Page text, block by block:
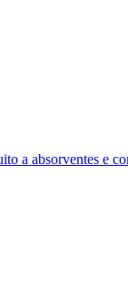
a absorventes e